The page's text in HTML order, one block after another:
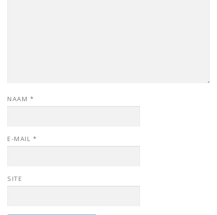
NAAM *
E-MAIL *
SITE